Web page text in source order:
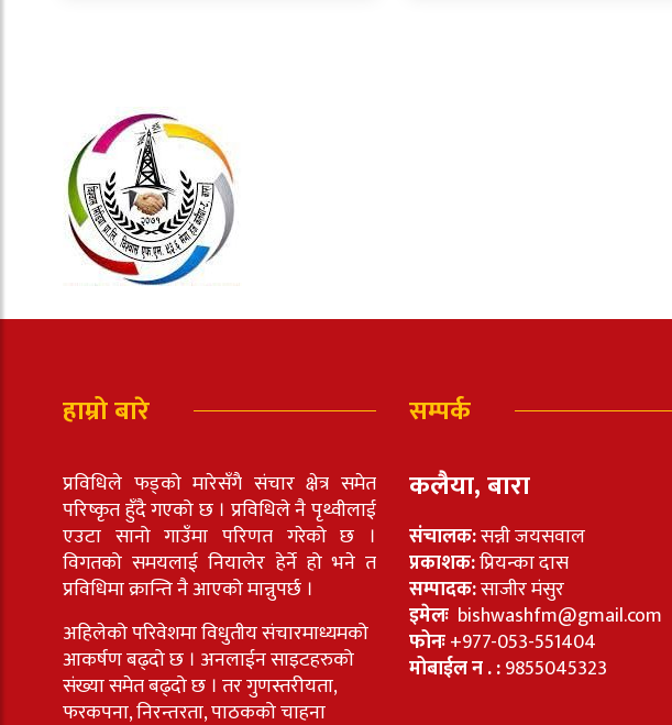
हाम्रो बारे
प्रविधिले फड्को मारेसँगै संचार क्षेत्र समेत
परिष्कृत हुँदै गएको छ । प्रविधिले नै पृथ्वीलाई
एउटा सानो गाउँमा परिणत गरेको छ ।
विगतको समयलाई नियालेर हेर्ने हो भने त
प्रविधिमा क्रान्ति नै आएको मान्नुपर्छ ।
अहिलेको परिवेशमा विधुतीय संचारमाध्यमको
आकर्षण बढ्दो छ । अनलाईन साइटहरुको
संख्या समेत बढ्दो छ । तर गुणस्तरीयता,
फरकपना, निरन्तरता, पाठकको चाहना
सम्पर्क
कलैया, बारा
संचालक:सन्नी जयसवाल
प्रकाशक:प्रियन्का दास
सम्पादक:साजीर मंसुर
इमेलः bishwashfm@gmail.com
फोनः+977-053-551404
मोबाईल न . :9855045323